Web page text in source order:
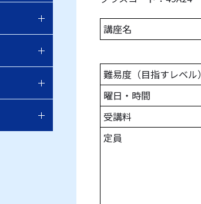
講座名
難易度（目指すレベル）
曜日・時間
受講料
定員